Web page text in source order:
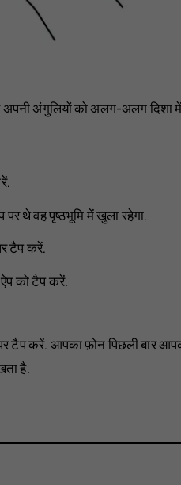
अंगुलियों को अलग-अलग दिशा
थे वह पृष्ठभूमि में खुला रहेगा.
टैप करें.
को टैप करें.
टैप करें. आपका फ़ोन पिछली बार
है.